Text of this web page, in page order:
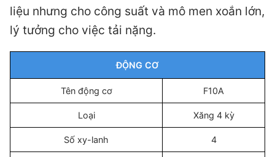
liệu nhưng cho công suất và mô men xoắn lớn,
lý tưởng cho việc tải nặng.
ĐỘNG CƠ
Tên động cơ F10A
Loại Xăng 4 kỳ
Số xy-lanh 4